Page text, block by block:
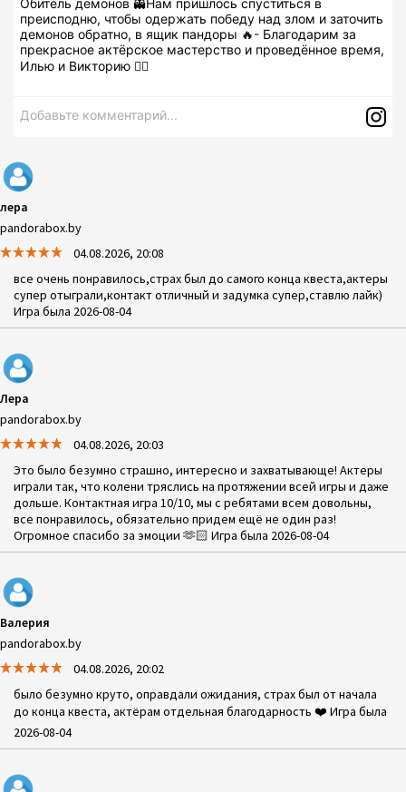
Обитель демонов 👻Нам пришлось спуститься в
преисподню, чтобы одержать победу над злом и заточить
демонов обратно, в ящик пандоры 🔥- Благодарим за
прекрасное актёрское мастерство и проведённое время,
Илью и Викторию ❤️‍🔥
Добавьте комментарий...
лера
pandorabox.by
04.08.2026, 20:08
все очень понравилось,страх был до самого конца квеста,актеры
супер отыграли,контакт отличный и задумка супер,ставлю лайк)
Игра была 2026-08-04
Лера
pandorabox.by
04.08.2026, 20:03
Это было безумно страшно, интересно и захватывающе! Актеры
играли так, что колени тряслись на протяжении всей игры и даже
дольше. Контактная игра 10/10, мы с ребятами всем довольны,
все понравилось, обязательно придем ещё не один раз!
Огромное спасибо за эмоции 🫶🏻 Игра была 2026-08-04
Валерия
pandorabox.by
04.08.2026, 20:02
было безумно круто, оправдали ожидания, страх был от начала
до конца квеста, актёрам отдельная благодарность ❤️ Игра была
2026-08-04